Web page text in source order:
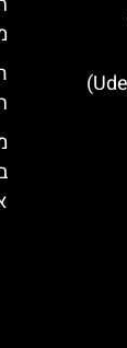
מלונות מומלצים באודרנס (Uderns)